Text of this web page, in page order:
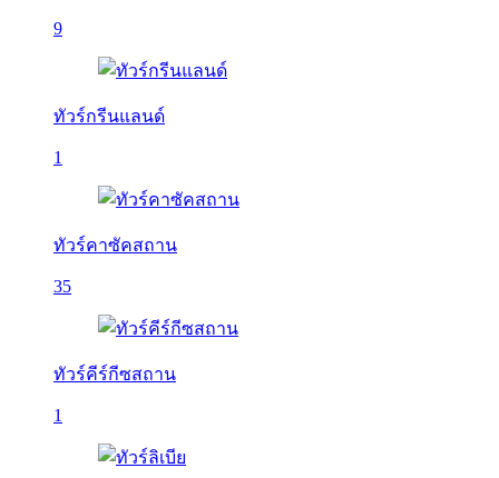
9
ทัวร์กรีนแลนด์
1
ทัวร์คาซัคสถาน
35
ทัวร์คีร์กีซสถาน
1